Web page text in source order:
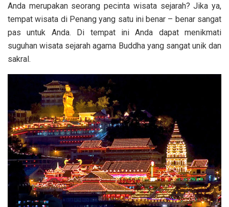
Anda merupakan seorang pecinta wisata sejarah? Jika ya,
tempat wisata di Penang yang satu ini benar – benar sangat
pas untuk Anda. Di tempat ini Anda dapat menikmati
suguhan wisata sejarah agama Buddha yang sangat unik dan
sakral.